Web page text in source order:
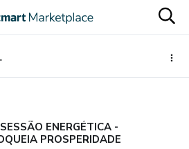
ENERGÉTICA -
PROSPERIDADE